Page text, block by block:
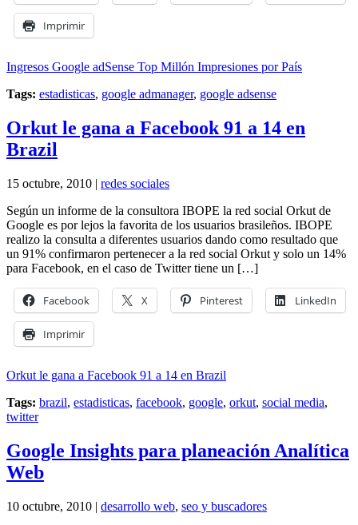
Imprimir
Ingresos Google adSense Top Millón Impresiones por País
Tags: estadisticas, google admanager, google adsense
Orkut le gana a Facebook 91 a 14 en
Brazil
15 octubre, 2010 | redes sociales
Según un informe de la consultora IBOPE la red social Orkut de
Google es por lejos la favorita de los usuarios brasileños. IBOPE
realizo la consulta a diferentes usuarios dando como resultado que
un 91% confirmaron pertenecer a la red social Orkut y solo un 14%
para Facebook, en el caso de Twitter tiene un […]
Facebook X Pinterest LinkedIn
Imprimir
Orkut le gana a Facebook 91 a 14 en Brazil
Tags: brazil, estadisticas, facebook, google, orkut, social media,
twitter
Google Insights para planeación Analítica
Web
10 octubre, 2010 | desarrollo web, seo y buscadores